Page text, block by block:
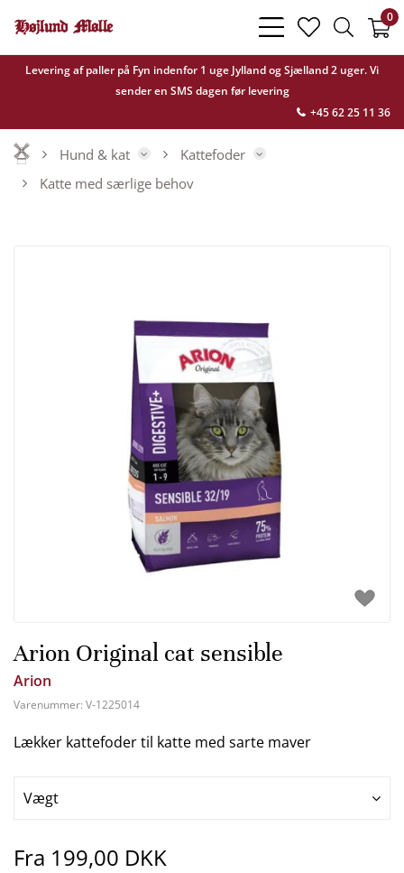
Levering af paller på Fyn indenfor 1 uge Jylland og Sjælland 2 uger. Vi
sender en SMS dagen før levering
+45 62 25 11 36
bars
light
heart
light
search
light
0
Hund & kat
Kattefoder
Katte med særlige behov
Arion Original cat sensible
Arion
Varenummer: V-1225014
Lækker kattefoder til katte med sarte maver
Vægt
Fra 199,00 DKK